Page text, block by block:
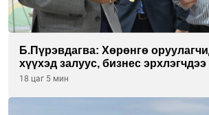
Б.Пүрэвдагва: Хөрөнгө
хүүхэд залуус, бизнес
инкубатор төвүүдийг хотын захын
18 цаг 5 мин